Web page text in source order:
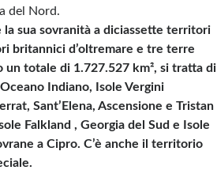
del Nord.
sua sovranità a diciassette territori
britannici d’oltremare e tre terre
totale di 1.727.527 km², si tratta di
Indiano, Isole Vergini
Sant’Elena, Ascensione e Tristan
Falkland , Georgia del Sud e Isole
a Cipro. C’è anche il territorio